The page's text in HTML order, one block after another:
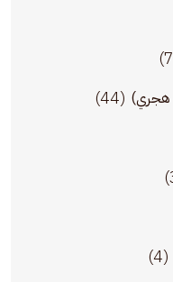
(44)
(4)